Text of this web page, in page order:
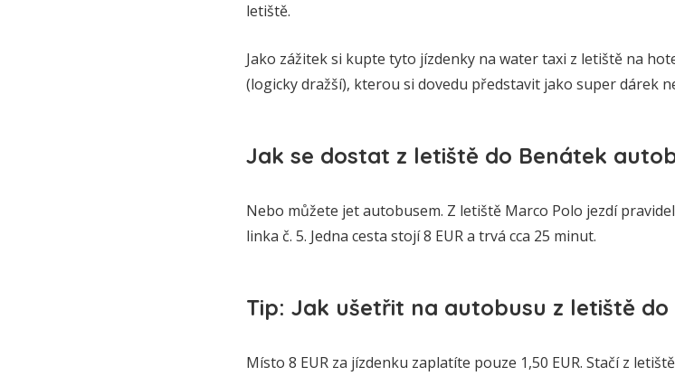
letiště.
Jako zážitek si kupte tyto jízdenky na water taxi z letiště na
(logicky dražší), kterou si dovedu představit jako super dárek
Jak se dostat z letiště do Benátek
Nebo můžete jet autobusem. Z letiště Marco Polo jezdí
linka č. 5. Jedna cesta stojí 8 EUR a trvá cca 25 minut.
Tip: Jak ušetřit na autobusu z letiště do
Místo 8 EUR za jízdenku zaplatíte pouze 1,50 EUR. Stačí z